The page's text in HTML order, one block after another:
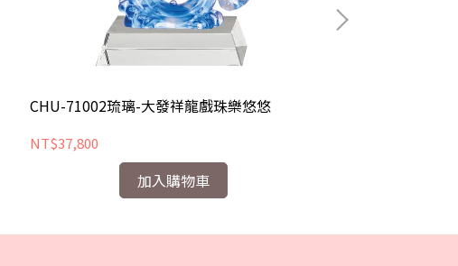
CHU-71002琉璃-大發祥龍戲珠樂悠悠
NT$37,800
加入購物車